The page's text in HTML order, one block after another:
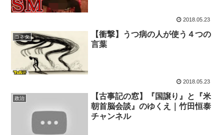
2018.05.23
コネタ
【衝撃】うつ病の人が使う４つの
言葉
2018.05.23
政治
【古事記の窓】『国譲り』と『米
朝首脳会談』のゆくえ｜竹田恒泰
チャンネル